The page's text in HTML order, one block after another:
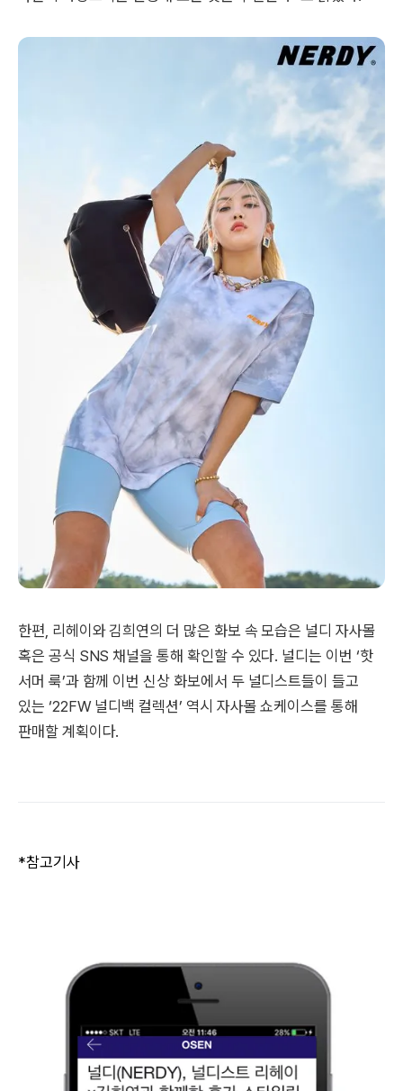
한편, 리헤이와 김희연의 더 많은 화보 속 모습은 널디 자사몰
혹은 공식 SNS 채널을 통해 확인할 수 있다. 널디는 이번 ‘핫
서머 룩’과 함께 이번 신상 화보에서 두 널디스트들이 들고
있는 ‘22FW 널디백 컬렉션’ 역시 자사몰 쇼케이스를 통해
판매할 계획이다.
​*참고기사